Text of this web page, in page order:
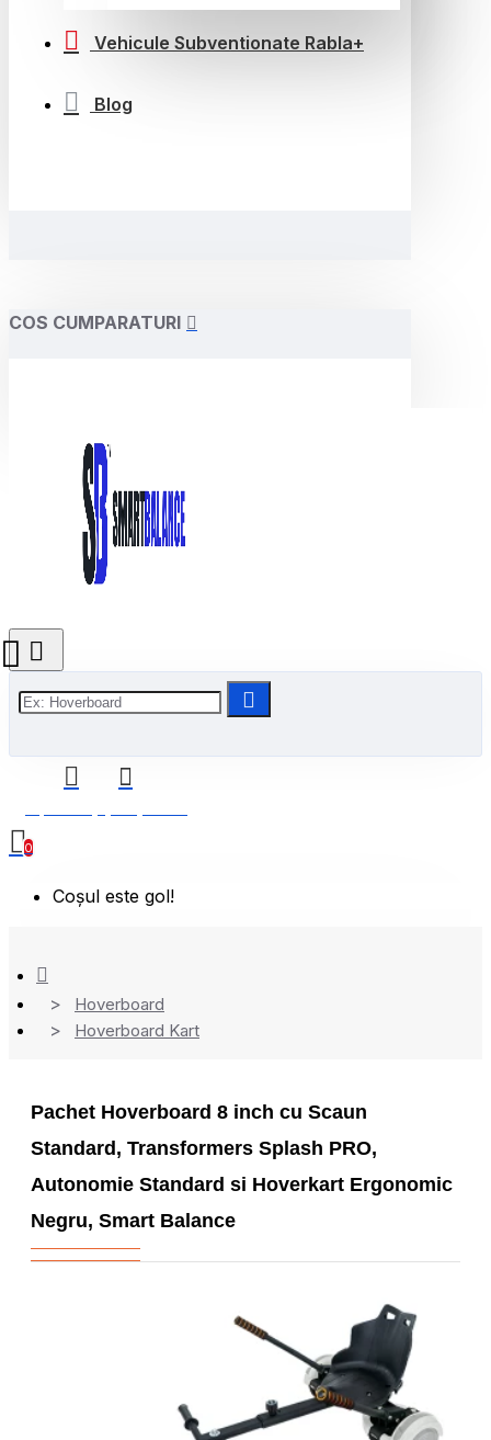
Vehicule Subventionate Rabla+
Blog
COS CUMPARATURI
0
Coșul este gol!
Hoverboard
Hoverboard Kart
Pachet Hoverboard 8 inch cu Scaun
Standard, Transformers Splash PRO,
Autonomie Standard si Hoverkart Ergonomic
Negru, Smart Balance